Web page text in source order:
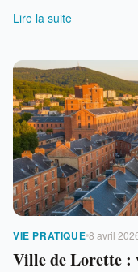
Lire la suite
VIE PRATIQUE 8 avril
Ville de Lorette :